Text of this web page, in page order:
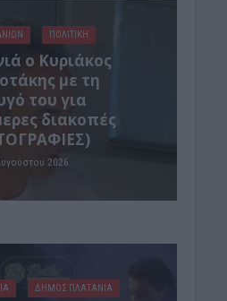
ΠΟΛΙΤΙΚΗ
ο Κυριάκος
με τη
του για
διακοπές
2026
ΔΉΜΟΣ ΠΛΑΤΑΝΙΆ